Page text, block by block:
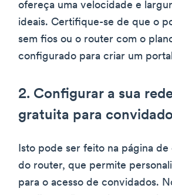
ofereça uma velocidade e
ideais. Certifique-se de que o
sem fios ou o router com o
configurado para criar um
2. Configurar a sua
gratuita para
Isto pode ser feito na página
do router, que permite
para o acesso de convidados.